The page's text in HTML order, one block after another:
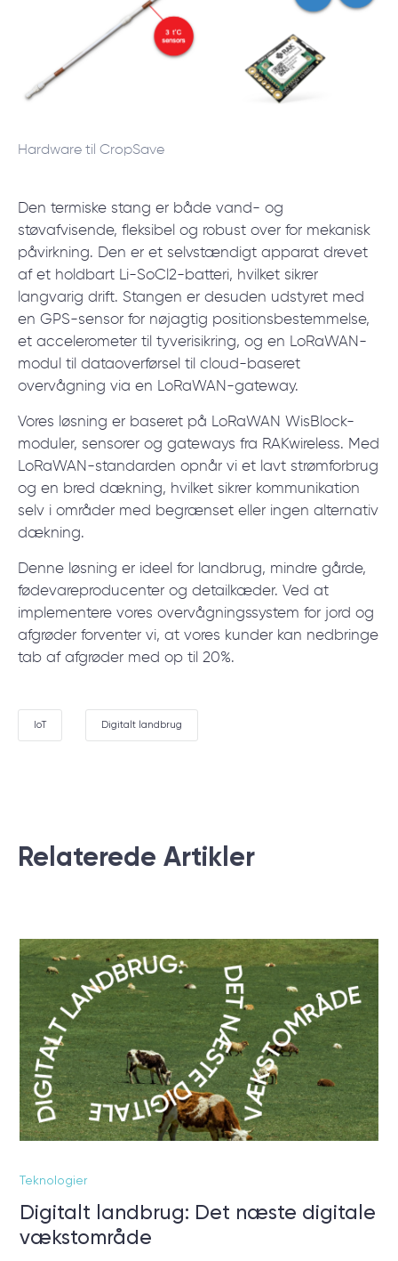
Hardware til CropSave
Den termiske stang er både vand- og
støvafvisende, fleksibel og robust over for mekanisk
påvirkning. Den er et selvstændigt apparat drevet
af et holdbart Li-SoCl2-batteri, hvilket sikrer
langvarig drift. Stangen er desuden udstyret med
en GPS-sensor for nøjagtig positionsbestemmelse,
et accelerometer til tyverisikring, og en LoRaWAN-
modul til dataoverførsel til cloud-baseret
overvågning via en LoRaWAN-gateway.
Vores løsning er baseret på LoRaWAN WisBlock-
moduler, sensorer og gateways fra RAKwireless. Med
LoRaWAN-standarden opnår vi et lavt strømforbrug
og en bred dækning, hvilket sikrer kommunikation
selv i områder med begrænset eller ingen alternativ
dækning.
Denne løsning er ideel for landbrug, mindre gårde,
fødevareproducenter og detailkæder. Ved at
implementere vores overvågningssystem for jord og
afgrøder forventer vi, at vores kunder kan nedbringe
tab af afgrøder med op til 20%.
IoT Digitalt landbrug
Relaterede Аrtikler
Teknologier
Digitalt landbrug: Det næste digitale
vækstområde